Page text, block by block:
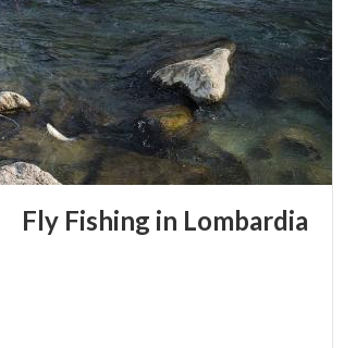
Fly Fishing in Lombardia